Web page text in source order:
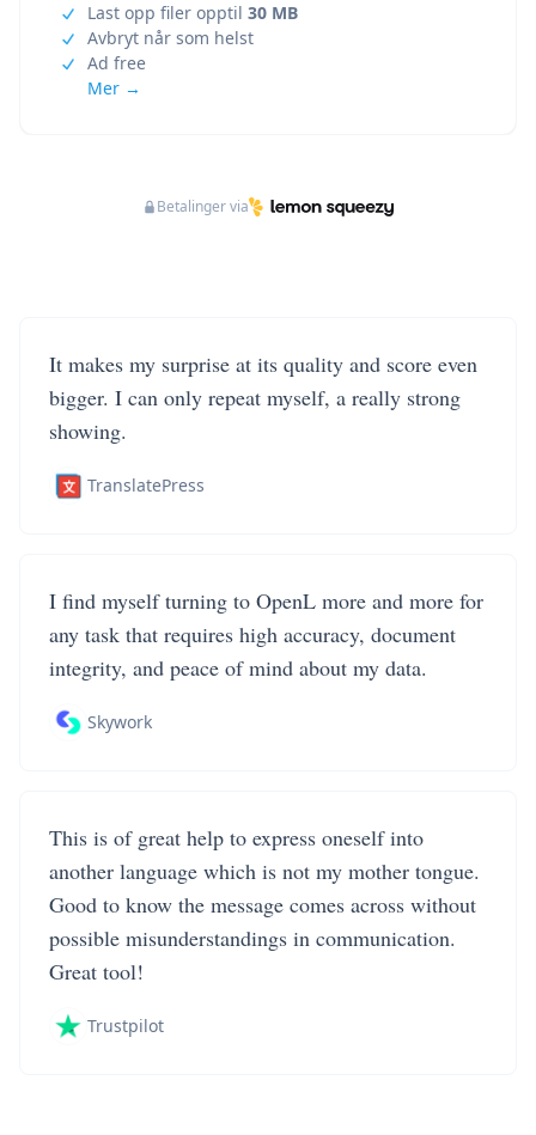
Last opp filer opptil 30 MB
Avbryt når som helst
Ad free
Mer →
Betalinger via
It makes my surprise at its quality and score even
bigger. I can only repeat myself, a really strong
showing.
TranslatePress
I find myself turning to OpenL more and more for
any task that requires high accuracy, document
integrity, and peace of mind about my data.
Skywork
This is of great help to express oneself into
another language which is not my mother tongue.
Good to know the message comes across without
possible misunderstandings in communication.
Great tool!
Trustpilot